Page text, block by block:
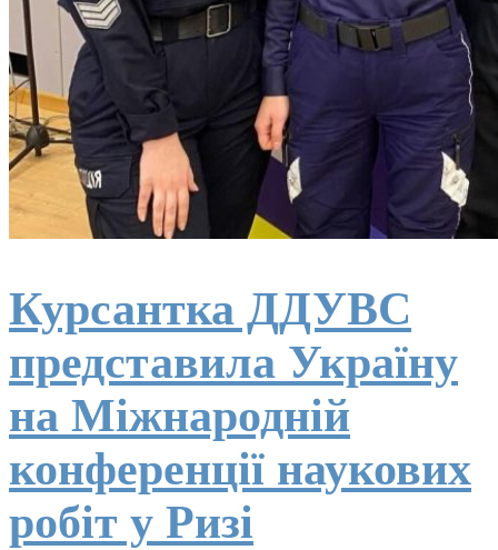
Курсантка ДДУВС
представила Україну
на Міжнародній
конференції наукових
робіт у Ризі